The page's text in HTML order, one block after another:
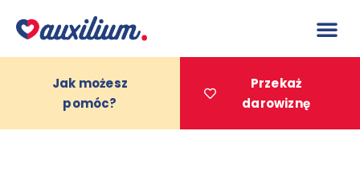
treści
Jak możesz
pomóc?
Przekaż
darowiznę